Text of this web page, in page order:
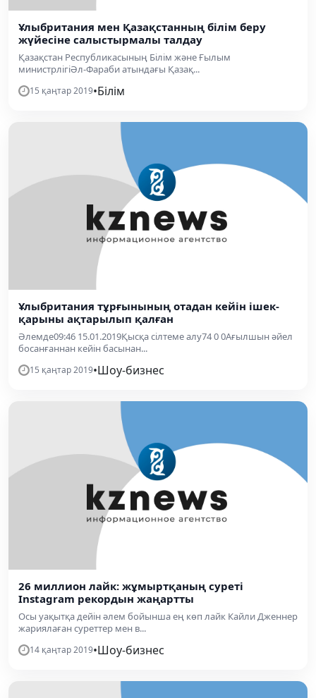
Ұлыбритания мен Қазақстанның білім беру
жүйесіне салыстырмалы талдау
Қазақстан Республикасының Білім және Ғылым
министрлігіӘл-Фараби атындағы Қазақ...
15 қаңтар 2019•Білім
Ұлыбритания тұрғынының отадан кейін ішек-
қарыны ақтарылып қалған
Әлемде09:46 15.01.2019Қысқа сілтеме алу74 0 0Ағылшын әйел
босанғаннан кейін басынан...
15 қаңтар 2019•Шоу-бизнес
26 миллион лайк: жұмыртқаның суреті
Instagram рекордын жаңартты
Осы уақытқа дейін әлем бойынша ең көп лайк Кайли Дженнер
жариялаған суреттер мен в...
14 қаңтар 2019•Шоу-бизнес